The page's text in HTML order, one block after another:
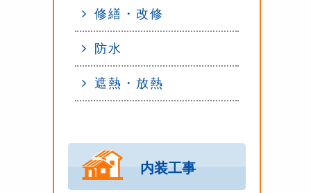
修繕・改修
防水
遮熱・放熱
内装工事